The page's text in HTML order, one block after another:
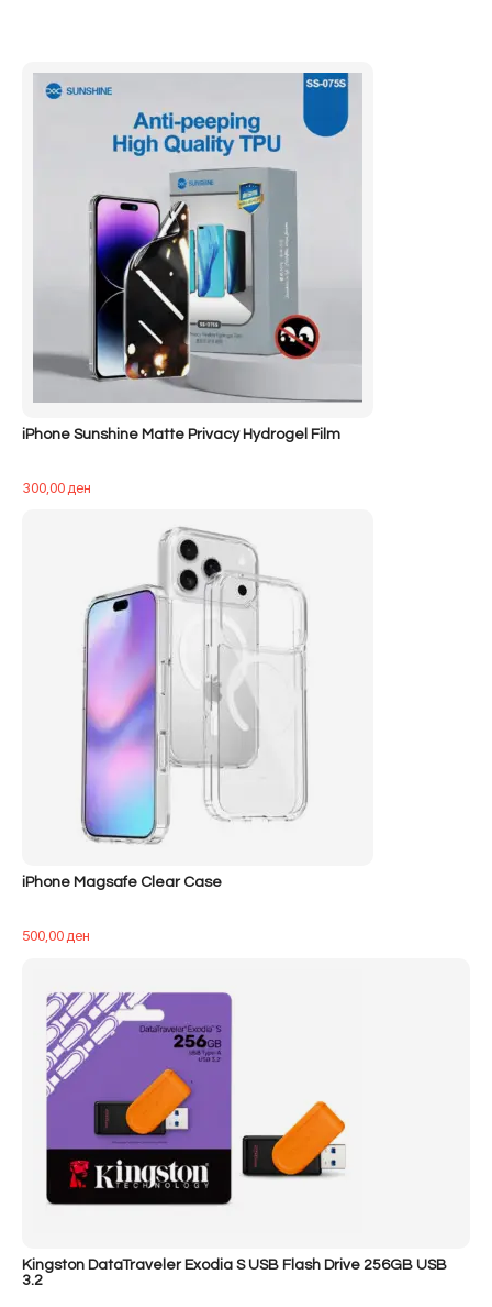
iPhone Sunshine Matte Privacy Hydrogel Film
300,00ден
iPhone Magsafe Clear Case
500,00ден
Kingston DataTraveler Exodia S USB Flash Drive 256GB USB
3.2